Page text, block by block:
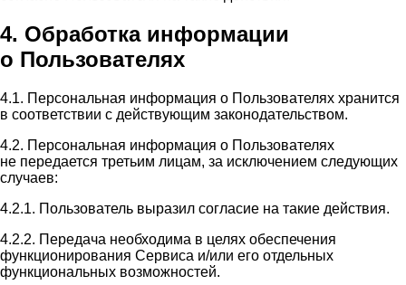
4. Обработка информации
о Пользователях
4.1. Персональная информация о Пользователях хранится
в соответствии с действующим законодательством.
4.2. Персональная информация о Пользователях
не передается третьим лицам, за исключением следующих
случаев:
4.2.1. Пользователь выразил согласие на такие действия.
4.2.2. Передача необходима в целях обеспечения
функционирования Сервиса и/или его отдельных
функциональных возможностей.